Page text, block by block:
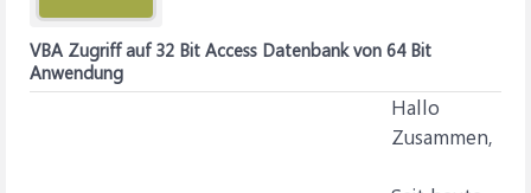
VBA Zugriff auf 32 Bit Access Datenbank von 64 Bit
Anwendung
Hallo
Zusammen,